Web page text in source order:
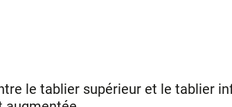
le tablier supérieur et le tablier